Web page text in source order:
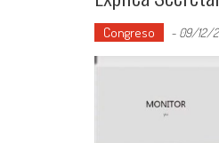
Congreso - 09/12/